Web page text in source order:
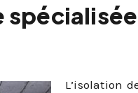
L’isolation